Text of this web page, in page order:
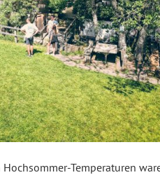
Temperaturen